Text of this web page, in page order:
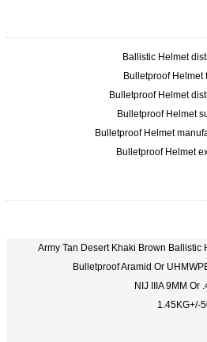
Ballistic Helmet
Bulletproof Helmet
Bulletproof Helmet
Bulletproof Helmet
Bulletproof Helmet
Bulletproof Helmet
Army Tan Desert Khaki Brown Ballistic
Bulletproof Aramid Or
NIJ IIIA 9MM Or
1.45KG+/-